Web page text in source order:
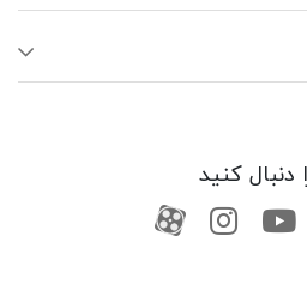
دنبال کنید
یوتیوبکانال آپارات
کانال آپارات